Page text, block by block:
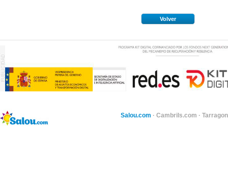
Volver
Salou.com · Cambrils.com ·